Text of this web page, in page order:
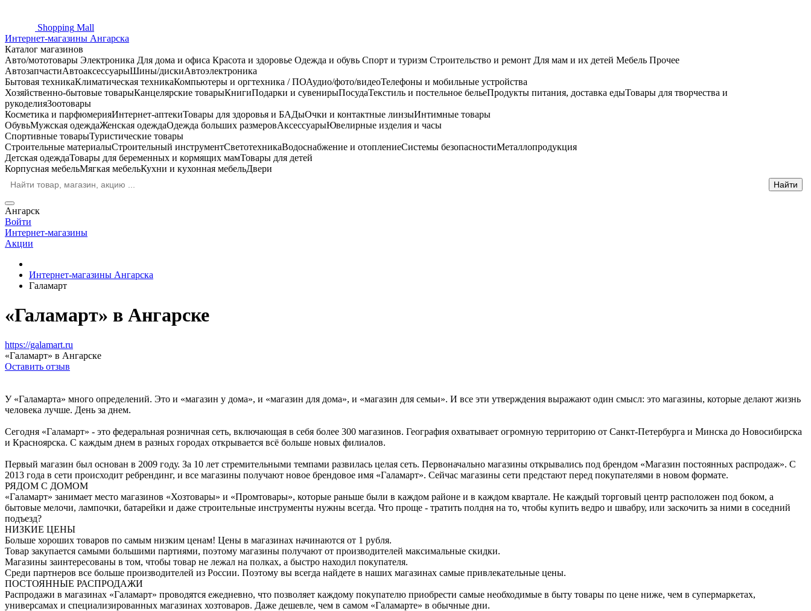
Shopping Mall
Интернет-магазины Ангарска
Каталог магазинов
Авто/мототовары Электроника Для дома и офиса Красота и здоровье Одежда и обувь Спорт и туризм Строительство и ремонт Для мам и их детей Мебель Прочее
АвтозапчастиАвтоаксессуарыШины/дискиАвтоэлектроника
Бытовая техникаКлиматическая техникаКомпьютеры и оргтехника / ПОАудио/фото/видеоТелефоны и мобильные устройства
Хозяйственно-бытовые товарыКанцелярские товарыКнигиПодарки и сувенирыПосудаТекстиль и постельное бельеПродукты питания, доставка едыТовары для творчества и
рукоделияЗоотовары
Косметика и парфюмерияИнтернет-аптекиТовары для здоровья и БАДыОчки и контактные линзыИнтимные товары
ОбувьМужская одеждаЖенская одеждаОдежда больших размеровАксессуарыЮвелирные изделия и часы
Спортивные товарыТуристические товары
Строительные материалыСтроительный инструментСветотехникаВодоснабжение и отоплениеСистемы безопасностиМеталлопродукция
Детская одеждаТовары для беременных и кормящих мамТовары для детей
Корпусная мебельМягкая мебельКухни и кухонная мебельДвери
Ангарск
Войти
Интернет-магазины
Акции
Интернет-магазины Ангарска
Галамарт
«Галамарт» в Ангарске
https://galamart.ru
«Галамарт» в Ангарске
Оставить отзыв
У «Галамарта» много определений. Это и «магазин у дома», и «магазин для дома», и «магазин для семьи». И все эти утверждения выражают один смысл: это магазины, которые делают жизнь
человека лучше. День за днем.
Сегодня «Галамарт» - это федеральная розничная сеть, включающая в себя более 300 магазинов. География охватывает огромную территорию от Санкт-Петербурга и Минска до Новосибирска
и Красноярска. С каждым днем в разных городах открывается всё больше новых филиалов.
Первый магазин был основан в 2009 году. За 10 лет стремительными темпами развилась целая сеть. Первоначально магазины открывались под брендом «Магазин постоянных распродаж». С
2013 года в сети происходит ребрендинг, и все магазины получают новое брендовое имя «Галамарт». Сейчас магазины сети предстают перед покупателями в новом формате.
РЯДОМ С ДОМОМ
«Галамарт» занимает место магазинов «Хозтовары» и «Промтовары», которые раньше были в каждом районе и в каждом квартале. Не каждый торговый центр расположен под боком, а
бытовые мелочи, лампочки, батарейки и даже строительные инструменты нужны всегда. Что проще - тратить полдня на то, чтобы купить ведро и швабру, или заскочить за ними в соседний
подъезд?
НИЗКИЕ ЦЕНЫ
Больше хороших товаров по самым низким ценам! Цены в магазинах начинаются от 1 рубля.
Товар закупается самыми большими партиями, поэтому магазины получают от производителей максимальные скидки.
Магазины заинтересованы в том, чтобы товар не лежал на полках, а быстро находил покупателя.
Среди партнеров все больше производителей из России. Поэтому вы всегда найдете в наших магазинах самые привлекательные цены.
ПОСТОЯННЫЕ РАСПРОДАЖИ
Распродажи в магазинах «Галамарт» проводятся ежедневно, что позволяет каждому покупателю приобрести самые необходимые в быту товары по цене ниже, чем в супермаркетах,
универсамах и специализированных магазинах хозтоваров. Даже дешевле, чем в самом «Галамарте» в обычные дни.